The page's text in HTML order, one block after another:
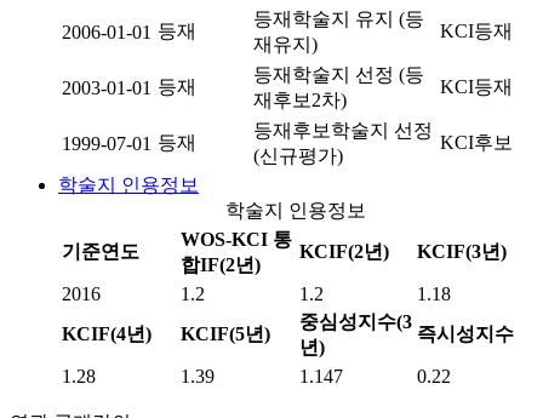
2006-01-01 등재
등재학술지 유지 (등
재유지)
KCI등재
2003-01-01 등재
등재학술지 선정 (등
재후보2차)
KCI등재
1999-07-01 등재
등재후보학술지 선정
(신규평가)
KCI후보
학술지 인용정보
학술지 인용정보
기준연도
WOS-KCI 통
합IF(2년)
KCIF(2년) KCIF(3년)
2016 1.2 1.2
1.18
KCIF(4년)
KCIF(5년)
중심성지수(3
년)
즉시성지수
1.28 1.39 1.147 0.22